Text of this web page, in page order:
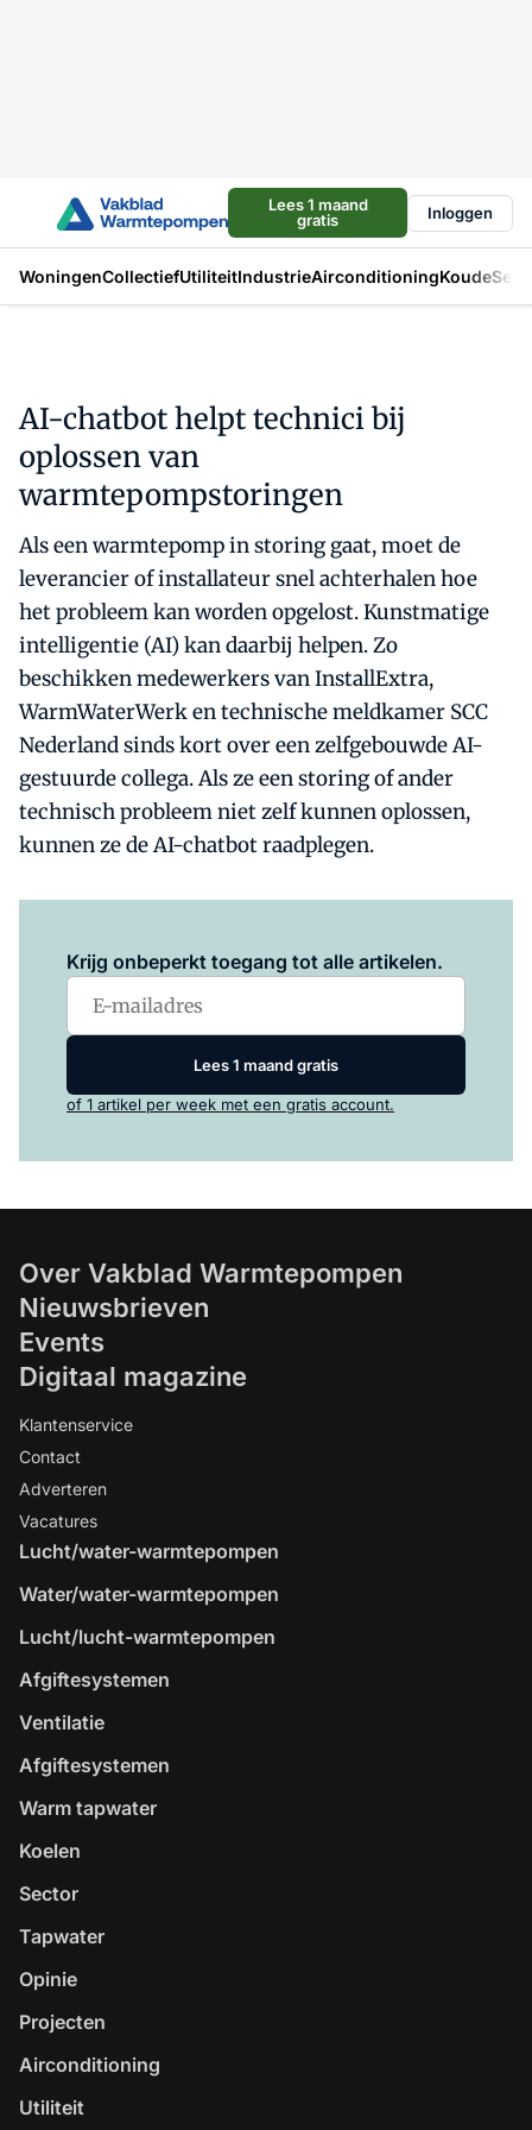
Lees 1 maand
gratis
Inloggen
WoningenCollectiefUtiliteitIndustrieAirconditioningKoude
AI-chatbot helpt technici bij
oplossen van
warmtepompstoringen
Als een warmtepomp in storing gaat, moet de
leverancier of installateur snel achterhalen hoe
het probleem kan worden opgelost. Kunstmatige
intelligentie (AI) kan daarbij helpen. Zo
beschikken medewerkers van InstallExtra,
WarmWaterWerk en technische meldkamer SCC
Nederland sinds kort over een zelfgebouwde AI-
gestuurde collega. Als ze een storing of ander
technisch probleem niet zelf kunnen oplossen,
kunnen ze de AI-chatbot raadplegen.
Krijg onbeperkt toegang tot alle artikelen.
Lees 1 maand gratis
of 1 artikel per week met een gratis account.
Over Vakblad Warmtepompen
Nieuwsbrieven
Events
Digitaal magazine
Klantenservice
Contact
Adverteren
Vacatures
Lucht/water-warmtepompen
Water/water-warmtepompen
Lucht/lucht-warmtepompen
Afgiftesystemen
Ventilatie
Afgiftesystemen
Warm tapwater
Koelen
Sector
Tapwater
Opinie
Projecten
Airconditioning
Utiliteit